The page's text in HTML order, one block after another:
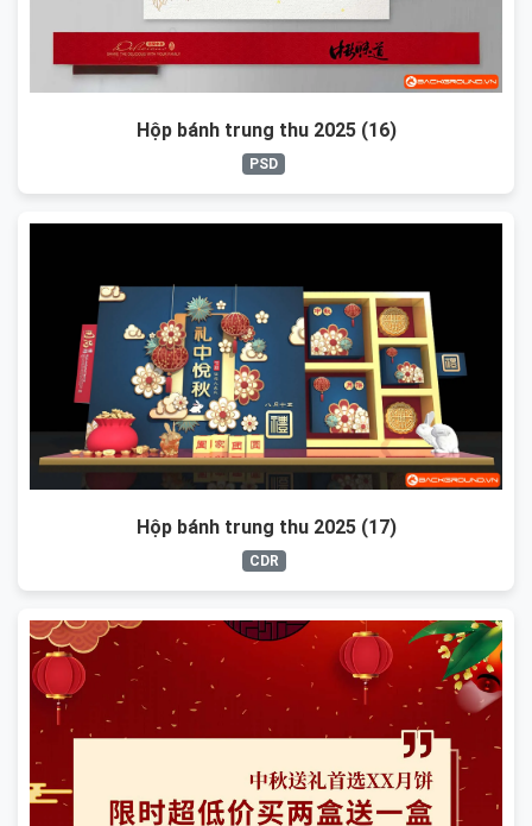
Hộp bánh trung thu 2025 (16)
PSD
Hộp bánh trung thu 2025 (17)
CDR